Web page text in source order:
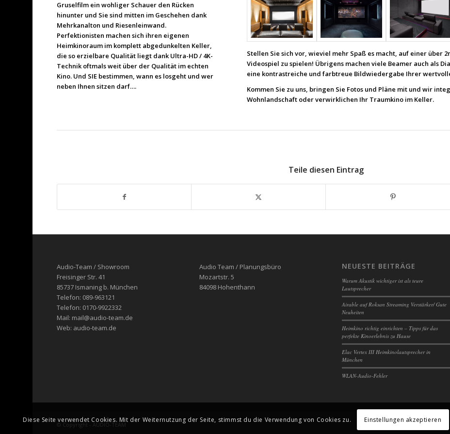
Gruselfilm ein wohliger Schauer den Rücken
hinunter und Sie sind mitten im Geschehen dank
Mehrkanalton und Riesenleinwand.
Perfektionisten machen sich ihren eigenen
Heimkinoraum im komplett abgedunkelten Keller,
die so erzielbare Qualität liegt dank Ultra-HD / 4K-
Technik oftmals weit über der Qualität im echten
Kino. Und SIE bestimmen, wann es losgeht und wer
neben Ihnen sitzen darf….
Stellen Sie sich vor, wieviel mehr Spaß es macht, auf einer über
Videospiel zu spielen! Übrigens machen viele Beamer auch als
eine kontrastreiche und farbtreue Bildwiedergabe Ihrer
Kommen Sie zu uns, bringen Sie Fotos und Pläne mit und wir
Wohnlandschaft oder verwirklichen Ihr Traumkino im Keller.
Teile diesen Eintrag
Audio-Team / Showroom
Freisinger Str. 41
85737 Ismaning b. München
Telefon: 089-963121
Telefon: 0170-9922332
Mail: mail@audio-team.de
Web: audio-team.de
Audio Team / Planungsbüro
Mozartstr. 5
84098 Hohenthann
NEUESTE BEITRÄGE
Warum Akustik wichtiger ist als teure
Lautsprecher
Airable auf Roksan Streaming Verstärker/ Gute
Neuheiten
Heimkino richtig einrichten – Tipps für das
perfekte Kinoerlebnis zu Hause
Elac Vertex III Heimkinolautsprecher in
München
WLAN-Audio-Fehler
© Copyright - AUDIO-TEAM
Diese Seite verwendet Cookies. Mit der Weiternutzung der Seite, stimmst du die Verwendung von Cookies zu. Einstellungen akzeptieren